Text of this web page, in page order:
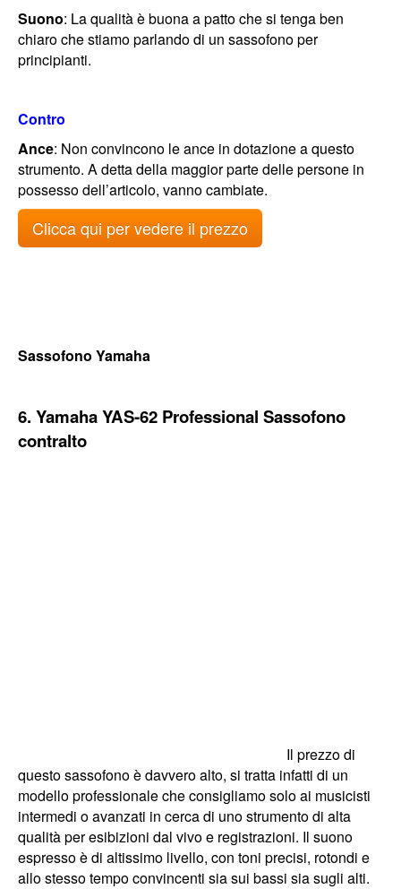
Suono: La qualità è buona a patto che si tenga ben
chiaro che stiamo parlando di un sassofono per
principianti.
Contro
Ance: Non convincono le ance in dotazione a questo
strumento. A detta della maggior parte delle persone in
possesso dell’articolo, vanno cambiate.
Clicca qui per vedere il prezzo
Sassofono Yamaha
6. Yamaha YAS-62 Professional Sassofono
contralto
Il prezzo di
questo sassofono è davvero alto, si tratta infatti di un
modello professionale che consigliamo solo ai musicisti
intermedi o avanzati in cerca di uno strumento di alta
qualità per esibizioni dal vivo e registrazioni. Il suono
espresso è di altissimo livello, con toni precisi, rotondi e
allo stesso tempo convincenti sia sui bassi sia sugli alti.